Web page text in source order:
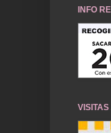
INFO